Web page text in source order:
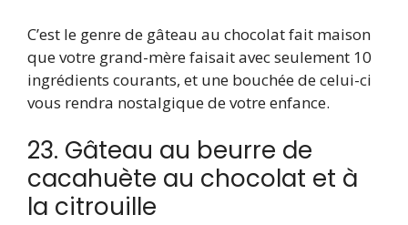
C’est le genre de gâteau au chocolat fait maison
que votre grand-mère faisait avec seulement 10
ingrédients courants, et une bouchée de celui-ci
vous rendra nostalgique de votre enfance.
23. Gâteau au beurre de
cacahuète au chocolat et à
la citrouille